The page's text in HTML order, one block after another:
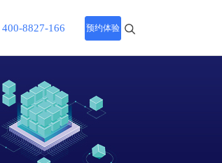
招聘中心
联系正航
预约体验